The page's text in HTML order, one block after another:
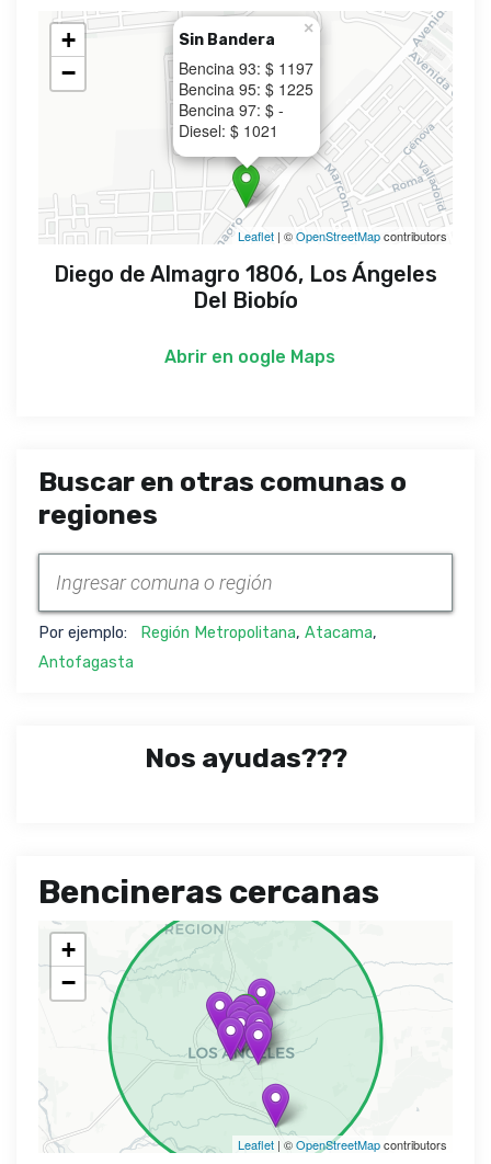
Sin Bandera
Bencina 93: $ 1197
Bencina 95: $ 1225
Bencina 97: $ -
Diesel: $ 1021
×
+
−
Leaflet | ©OpenStreetMapcontributors
Diego de Almagro 1806, Los Ángeles
Del Biobío
Abrir en oogle Maps
Buscar en otras comunas o
regiones
Por ejemplo: Región Metropolitana, Atacama,
Antofagasta
Nos ayudas???
Bencineras cercanas
+
−
Leaflet | ©OpenStreetMapcontributors